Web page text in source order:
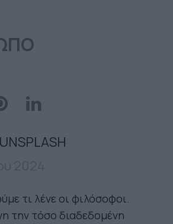
τι λένε οι φιλόσοφοι.
την τόσο διαδεδομένη